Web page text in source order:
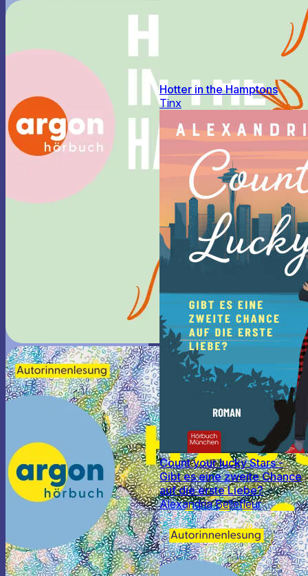
Hotter in the Hamptons
Tinx
Count your lucky Stars -
Gibt es eine zweite Chance
auf die erste Liebe?
Alexandria Bellefleur